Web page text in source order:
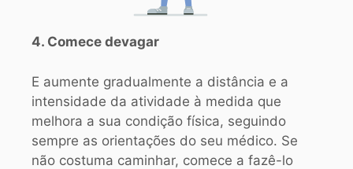
4. Comece devagar
E aumente gradualmente a distância e a
intensidade da atividade à medida que
melhora a sua condição física, seguindo
sempre as orientações do seu médico. Se
não costuma caminhar, comece a fazê-lo